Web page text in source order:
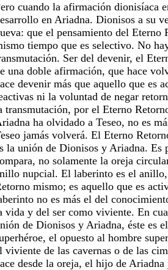
cuando la afirmación dionisíaca
en Ariadna. Dionisos a su
que el pensamiento del Eterno
tiempo que es selectivo. No
Ser del devenir, el
una doble afirmación, que hace
devenir más que aquello que es
ni la voluntad de negar
transmutación, por el Eterno
ha olvidado a Teseo, no es
jamás volverá. El Eterno
la unión de Dionisos y Ariadna. Es
no solamente la oreja
nupcial. El laberinto es el
mismo; es aquello que es
no es más el del
vida y del ser como viviente. En
de Dionisos y Ariadna, éste es
el opuesto al hombre
viviente de las cavernas o de las
desde la oreja, el hijo de